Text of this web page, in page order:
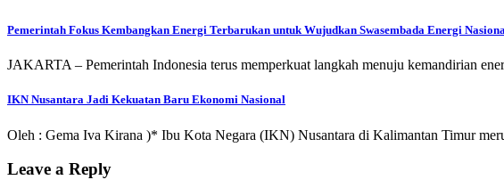
Pemerintah Fokus Kembangkan Energi Terbarukan untuk Wujudkan Swasembada Energi
JAKARTA – Pemerintah Indonesia terus memperkuat langkah menuju kemandirian
IKN Nusantara Jadi Kekuatan Baru Ekonomi Nasional
Oleh : Gema Iva Kirana )* Ibu Kota Negara (IKN) Nusantara di Kalimantan Timur
Leave a Reply